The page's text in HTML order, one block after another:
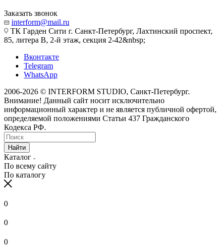
Заказать звонок
interform@mail.ru
ТК Гарден Сити г. Санкт-Петербург, Лахтинский проспект,
85, литера В, 2-й этаж, секция 2-42&nbsp;
Вконтакте
Telegram
WhatsApp
2006-2026 © INTERFORM STUDIO, Санкт-Петербург.
Внимание! Данный сайт носит исключительно
информационный характер и не является публичной офертой,
определяемой положениями Статьи 437 Гражданского
Кодекса РФ.
Найти
Каталог
По всему сайту
По каталогу
0
0
0